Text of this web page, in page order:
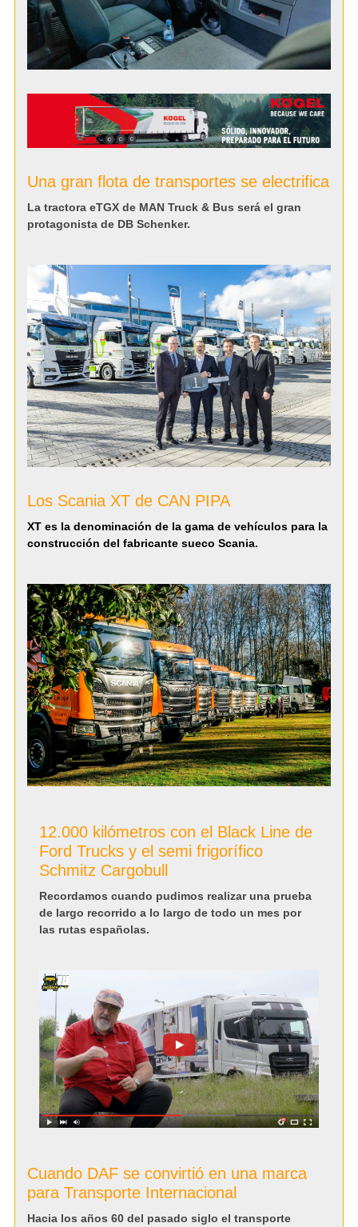
Una gran flota de transportes se electrifica
La tractora eTGX de MAN Truck & Bus será el gran
protagonista de DB Schenker.
Los Scania XT de CAN PIPA
XT es la denominación de la gama de vehículos para la
construcción del fabricante sueco Scania.
12.000 kilómetros con el Black Line de
Ford Trucks y el semi frigorífico
Schmitz Cargobull
Recordamos cuando pudimos realizar una prueba
de largo recorrido a lo largo de todo un mes por
las rutas españolas.
Cuando DAF se convirtió en una marca
para Transporte Internacional
Hacia los años 60 del pasado siglo el transporte